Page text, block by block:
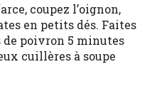
coupez l’oignon,
en petits dés. Faites
de poivron 5 minutes
cuillères à soupe